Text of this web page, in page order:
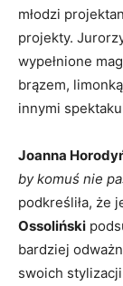
młodzi
projekty.
wypełnione
brązem,
innymi
Joanna
by komuś nie
podkreśliła, że
Ossoliński
bardziej
swoich